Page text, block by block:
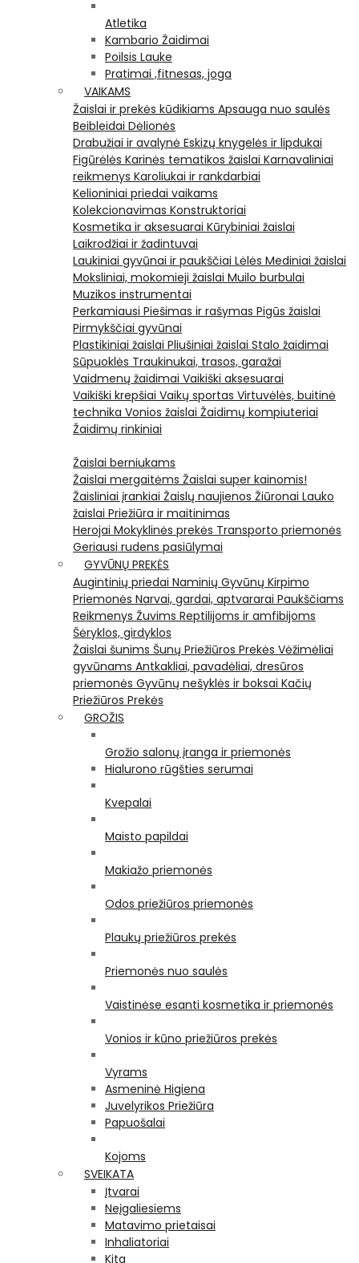
Atletika
Kambario Žaidimai
Poilsis Lauke
Pratimai ,fitnesas, joga
VAIKAMS
Žaislai ir prekės kūdikiams Apsauga nuo saulės
Beibleidai Dėlionės
Drabužiai ir avalynė Eskizų knygelės ir lipdukai
Figūrėlės Karinės tematikos žaislai Karnavaliniai
reikmenys Karoliukai ir rankdarbiai
Kelioniniai priedai vaikams
Kolekcionavimas Konstruktoriai
Kosmetika ir aksesuarai Kūrybiniai žaislai
Laikrodžiai ir žadintuvai
Laukiniai gyvūnai ir paukščiai Lėlės Mediniai žaislai
Moksliniai, mokomieji žaislai Muilo burbulai
Muzikos instrumentai
Perkamiausi Piešimas ir rašymas Pigūs žaislai
Pirmykščiai gyvūnai
Plastikiniai žaislai Pliušiniai žaislai Stalo žaidimai
Sūpuoklės Traukinukai, trasos, garažai
Vaidmenų žaidimai Vaikiški aksesuarai
Vaikiški krepšiai Vaikų sportas Virtuvėlės, buitinė
technika Vonios žaislai Žaidimų kompiuteriai
Žaidimų rinkiniai
Žaislai berniukams
Žaislai mergaitėms Žaislai super kainomis!
Žaisliniai įrankiai Žaislų naujienos Žiūronai Lauko
žaislai Priežiūra ir maitinimas
Herojai Mokyklinės prekės Transporto priemonės
Geriausi rudens pasiūlymai
GYVŪNŲ PREKĖS
Augintinių priedai Naminių Gyvūnų Kirpimo
Priemonės Narvai, gardai, aptvararai Paukščiams
Reikmenys Žuvims Reptilijoms ir amfibijoms
Šėryklos, girdyklos
Žaislai šunims Šunų Priežiūros Prekės Vėžimėliai
gyvūnams Antkakliai, pavadėliai, dresūros
priemonės Gyvūnų nešyklės ir boksai Kačių
Priežiūros Prekės
GROŽIS
Grožio salonų įranga ir priemonės
Hialurono rūgšties serumai
Kvepalai
Maisto papildai
Makiažo priemonės
Odos priežiūros priemonės
Plaukų priežiūros prekės
Priemonės nuo saulės
Vaistinėse esanti kosmetika ir priemonės
Vonios ir kūno priežiūros prekės
Vyrams
Asmeninė Higiena
Juvelyrikos Priežiūra
Papuošalai
Kojoms
SVEIKATA
Įtvarai
Neįgaliesiems
Matavimo prietaisai
Inhaliatoriai
Kita